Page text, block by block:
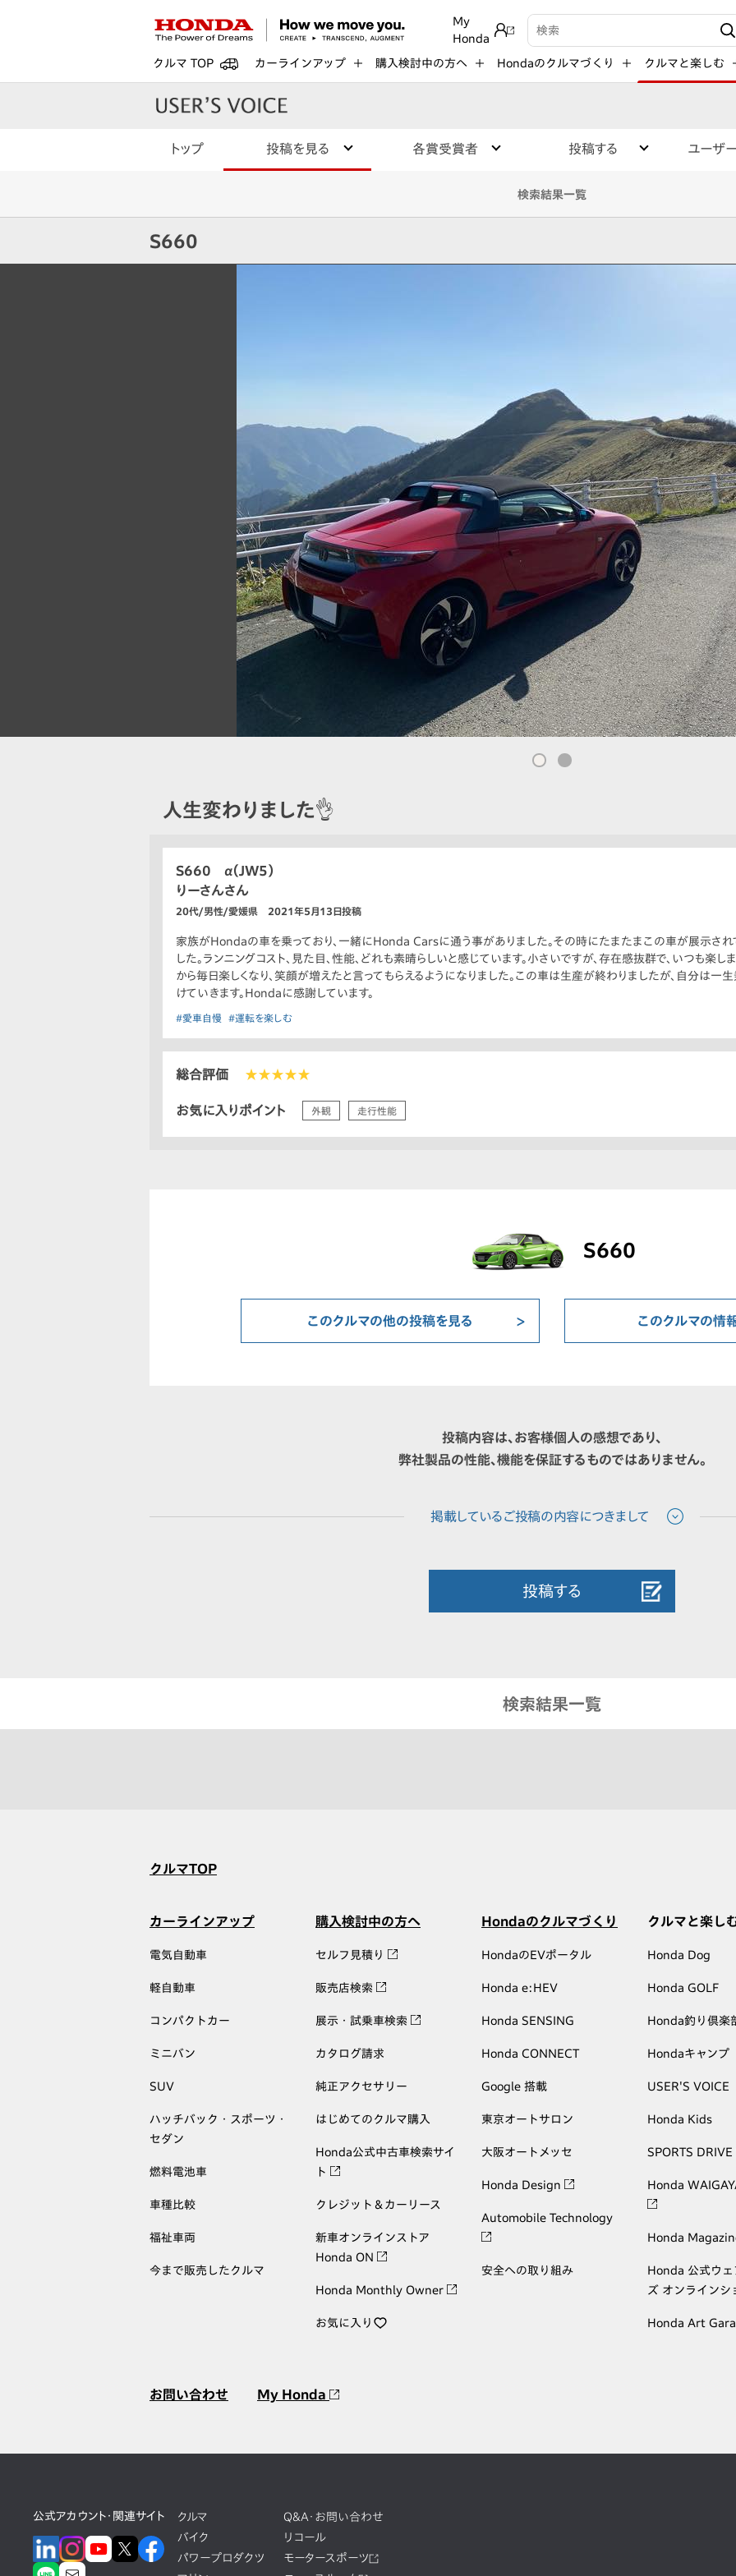
My
Honda
検索キーワード入力
クルマ TOP カーラインアップ 購入検討中の方へ Hondaのクルマづくり クルマと楽しむ
トップ 投稿を見る 各賞受賞者 投稿する ユーザ
検索結果一覧
S660
人生変わりました👌
S660 α（JW5）
りーさんさん
20代/男性/愛媛県 2021年5月13日投稿
家族がHondaの車を乗っており、一緒にHonda Carsに通う事がありました。その時にたまたまこの車が展示され
した。ランニングコスト、見た目、性能、どれも素晴らしいと感じています。小さいですが、存在感抜群で、いつも楽し
から毎日楽しくなり、笑顔が増えたと言ってもらえるようになりました。この車は生産が終わりましたが、自分は一
けていきます。Hondaに感謝しています。
#愛車自慢 #運転を楽しむ
総合評価 ★★★★★
お気に入りポイント 外観 走行性能
S660
このクルマの他の投稿を見る このクルマの情
投稿内容は、お客様個人の感想であり、
弊社製品の性能、機能を保証するものではありません。
投稿する
検索結果一覧
クルマTOP
カーラインアップ
電気自動車
軽自動車
コンパクトカー
ミニバン
SUV
ハッチバック・スポーツ・
セダン
燃料電池車
車種比較
福祉車両
今まで販売したクルマ
購入検討中の方へ
セルフ見積り
販売店検索
展示・試乗車検索
カタログ請求
純正アクセサリー
はじめてのクルマ購入
Honda公式中古車検索サイ
ト
クレジット＆カーリース
新車オンラインストア
Honda ON
Honda Monthly Owner
お気に入り
Hondaのクルマづくり
HondaのEVポータル
Honda e:HEV
Honda SENSING
Honda CONNECT
Google 搭載
東京オートサロン
大阪オートメッセ
Honda Design
Automobile Technology
安全への取り組み
クルマと楽し
Honda Dog
Honda GOLF
Honda釣り倶楽
Hondaキャンプ
USER'S VOICE
Honda Kids
SPORTS DRIVE
Honda
Honda
Honda 公式ウェ
ズ オンラインシ
Honda Art
お問い合わせ My Honda
公式アカウント・関連サイト
クルマ
バイク
パワープロダクツ
Q&A・お問い合わせ
リコール
モータースポーツ